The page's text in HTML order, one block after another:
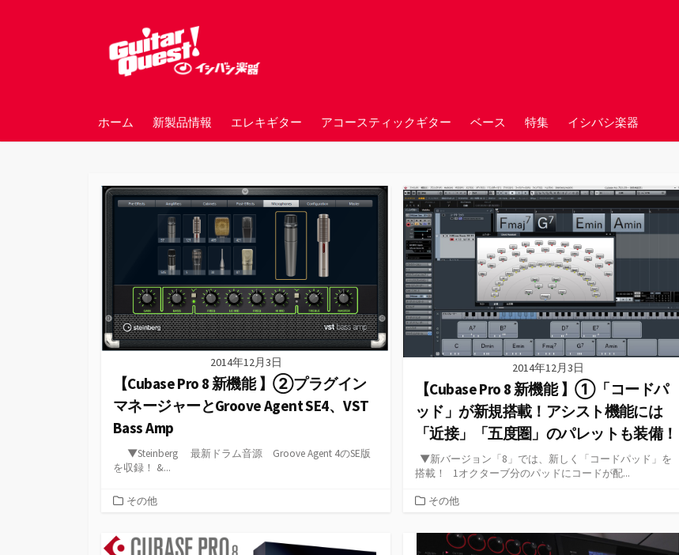
ホーム 新製品情報 エレキギター アコースティックギター ベース 特集 イシバシ楽器
2014年12月3日
【Cubase Pro 8 新機能 】②プラグイン
マネージャーとGroove Agent SE4、VST
Bass Amp
▼Steinberg 最新ドラム音源 Groove Agent 4のSE版
を収録！ &...
カ
リ
その他
2014年12月3日
【Cubase Pro 8 新機能 】①「コードパ
ッド」が新規搭載！アシスト機能には
「近接」「五度圏」のパレットも装備！
▼新バージョン「8」では、新しく「コードパッド」を
搭載！ 1オクターブ分のパッドにコードが配...
カ
ゴ
その他